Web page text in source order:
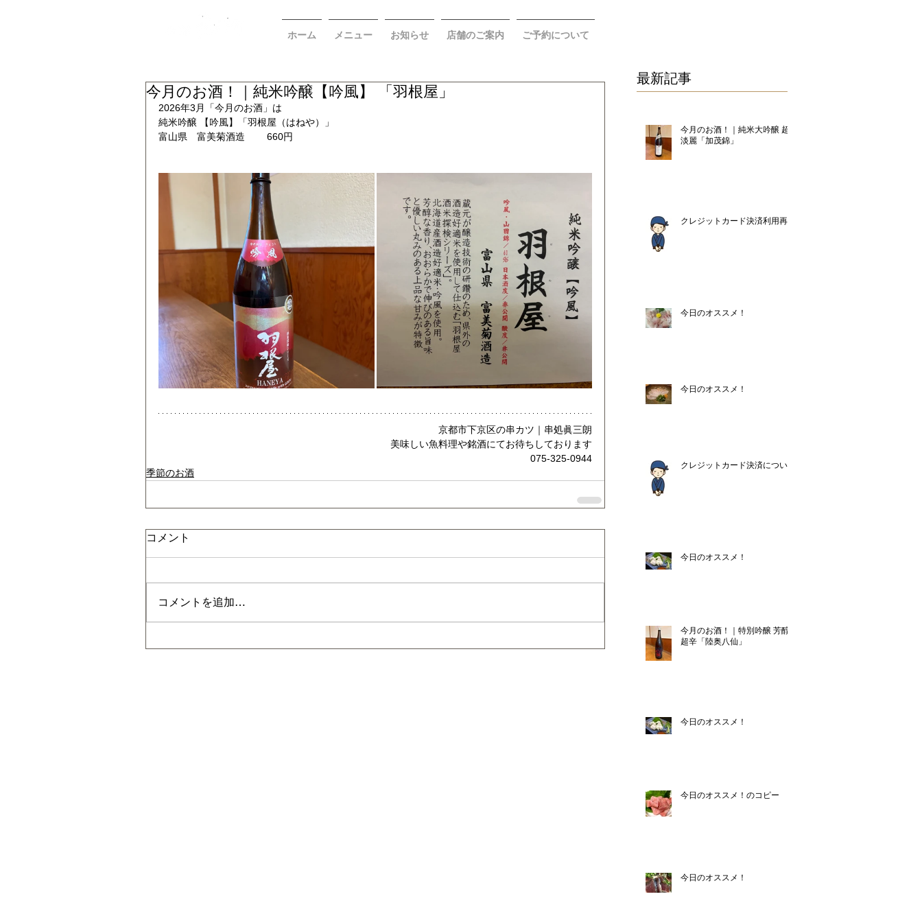
ホーム メニュー お知らせ 店舗のご案内 ご予約について
今月のお酒！｜純米吟醸【吟風】 「羽根屋」
2026年3月「今月のお酒」は
純米吟醸 【吟風】「羽根屋（はねや）」
富山県　富美菊酒造　　 660円
京都市下京区の串カツ｜串処眞三朗
美味しい魚料理や銘酒にてお待ちしております
075-325-0944
季節のお酒
コメント
コメントを追加…
最新記事
今月のお酒！｜純米大吟醸 超
淡麗「加茂錦」
クレジットカード決済利用再開
今日のオススメ！
今日のオススメ！
クレジットカード決済について
今日のオススメ！
今月のお酒！｜特別吟醸 芳醇
超辛「陸奥八仙」
今日のオススメ！
今日のオススメ！のコピー
今日のオススメ！